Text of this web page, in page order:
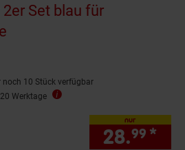
Set blau für
noch 10 Stück verfügbar
Werktage
nur
28.99 *